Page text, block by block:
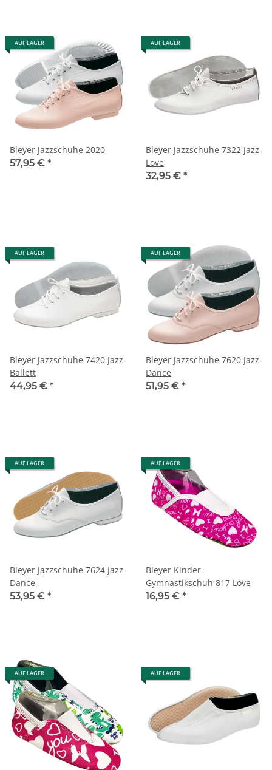
AUF LAGER
Bleyer Jazzschuhe 2020
57,95 € *
AUF LAGER
Bleyer Jazzschuhe 7322 Jazz-
Love
32,95 € *
AUF LAGER
Bleyer Jazzschuhe 7420 Jazz-
Ballett
44,95 € *
AUF LAGER
Bleyer Jazzschuhe 7620 Jazz-
Dance
51,95 € *
AUF LAGER
Bleyer Jazzschuhe 7624 Jazz-
Dance
53,95 € *
AUF LAGER
Bleyer Kinder-
Gymnastikschuh 817 Love
16,95 € *
AUF LAGER AUF LAGER